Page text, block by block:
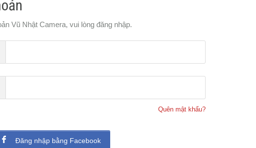
Vũ Nhật Camera, vui lòng đăng nhập.
Quên mật khẩu?
Đăng nhập bằng Facebook